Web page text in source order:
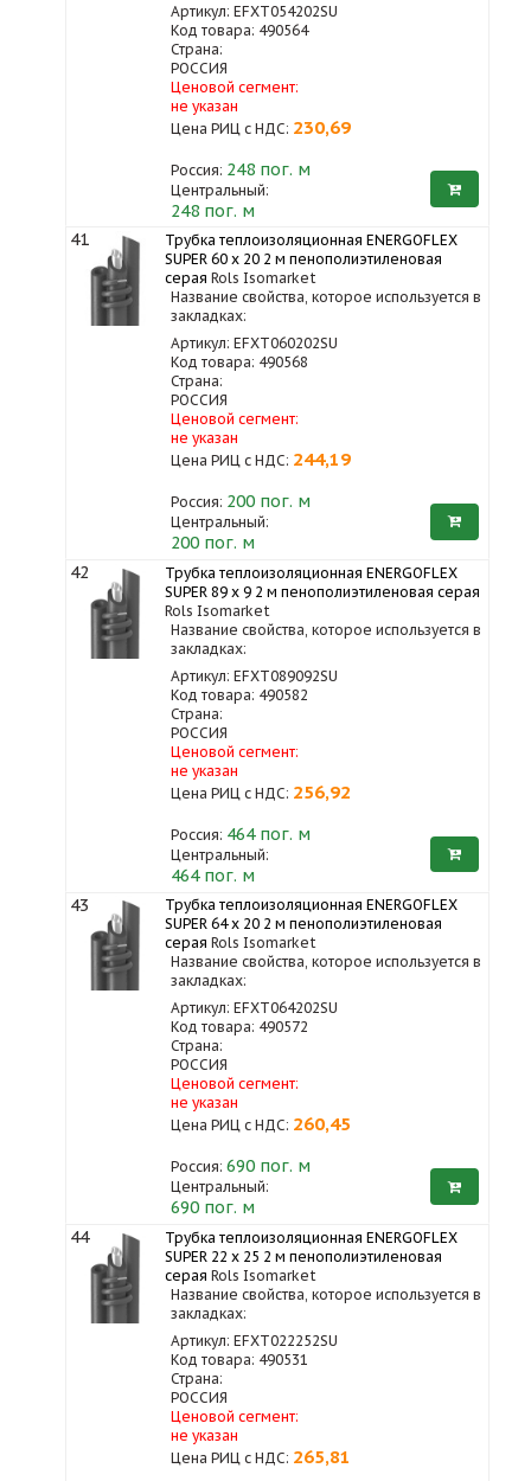
Артикул: EFXT054202SU
Код товара: 490564
Страна:
РОССИЯ
Ценовой сегмент:
не указан
Цена РИЦ с НДС: 230,69
Россия: 248 пог. м
Центральный:
248 пог. м
41
Трубка теплоизоляционная ENERGOFLEX
SUPER 60 x 20 2 м пенополиэтиленовая
серая Rols Isomarket
Название свойства, которое используется в
закладках:
Артикул: EFXT060202SU
Код товара: 490568
Страна:
РОССИЯ
Ценовой сегмент:
не указан
Цена РИЦ с НДС: 244,19
Россия: 200 пог. м
Центральный:
200 пог. м
42
Трубка теплоизоляционная ENERGOFLEX
SUPER 89 x 9 2 м пенополиэтиленовая серая
Rols Isomarket
Название свойства, которое используется в
закладках:
Артикул: EFXT089092SU
Код товара: 490582
Страна:
РОССИЯ
Ценовой сегмент:
не указан
Цена РИЦ с НДС: 256,92
Россия: 464 пог. м
Центральный:
464 пог. м
43
Трубка теплоизоляционная ENERGOFLEX
SUPER 64 x 20 2 м пенополиэтиленовая
серая Rols Isomarket
Название свойства, которое используется в
закладках:
Артикул: EFXT064202SU
Код товара: 490572
Страна:
РОССИЯ
Ценовой сегмент:
не указан
Цена РИЦ с НДС: 260,45
Россия: 690 пог. м
Центральный:
690 пог. м
44
Трубка теплоизоляционная ENERGOFLEX
SUPER 22 x 25 2 м пенополиэтиленовая
серая Rols Isomarket
Название свойства, которое используется в
закладках:
Артикул: EFXT022252SU
Код товара: 490531
Страна:
РОССИЯ
Ценовой сегмент:
не указан
Цена РИЦ с НДС: 265,81